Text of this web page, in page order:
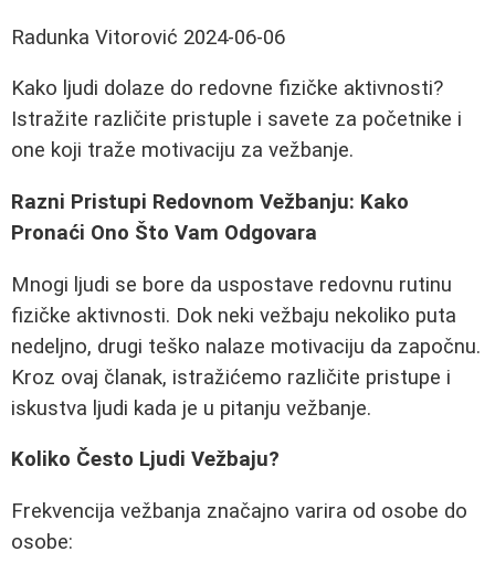
Radunka Vitorović 2024-06-06
Kako ljudi dolaze do redovne fizičke aktivnosti?
Istražite različite pristuple i savete za početnike i
one koji traže motivaciju za vežbanje.
Razni Pristupi Redovnom Vežbanju: Kako
Pronaći Ono Što Vam Odgovara
Mnogi ljudi se bore da uspostave redovnu rutinu
fizičke aktivnosti. Dok neki vežbaju nekoliko puta
nedeljno, drugi teško nalaze motivaciju da započnu.
Kroz ovaj članak, istražićemo različite pristupe i
iskustva ljudi kada je u pitanju vežbanje.
Koliko Često Ljudi Vežbaju?
Frekvencija vežbanja značajno varira od osobe do
osobe: